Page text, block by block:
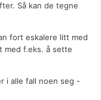
Så kan de tegne
fort eskalere litt med
med f.eks. å sette
i alle fall noen seg -